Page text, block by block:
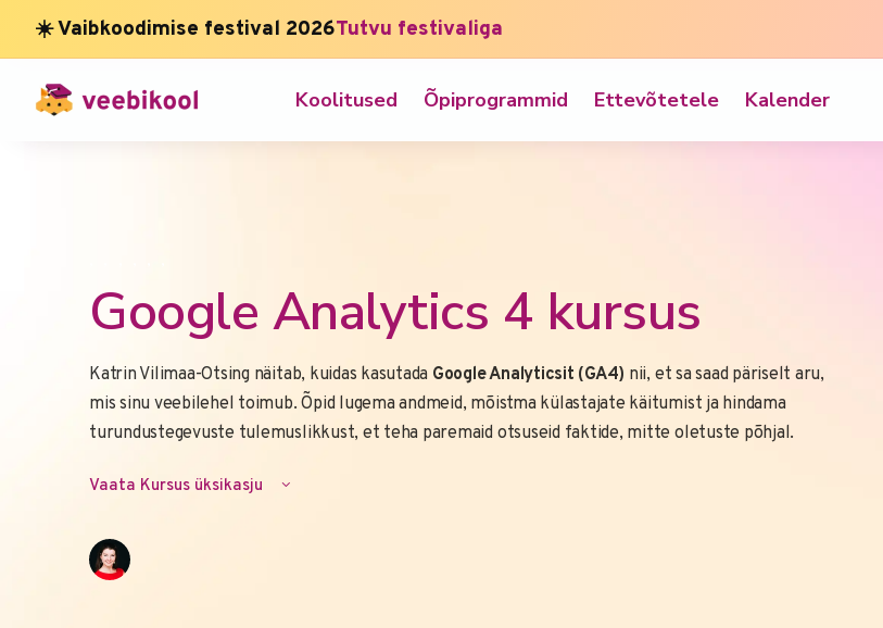
☀️ Vaibkoodimise festival 2026Tutvu festivaliga
Koolitused Õpiprogrammid Ettevõtetele Kalender
Google Analytics 4 kursus
Katrin Vilimaa-Otsing näitab, kuidas kasutada Google Analyticsit (GA4) nii, et sa saad päriselt aru,
mis sinu veebilehel toimub. Õpid lugema andmeid, mõistma külastajate käitumist ja hindama
turundustegevuste tulemuslikkust, et teha paremaid otsuseid faktide, mitte oletuste põhjal.
Vaata Kursus üksikasju